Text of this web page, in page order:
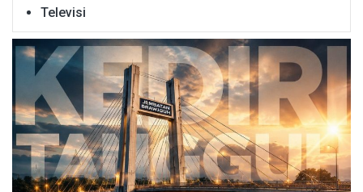
Televisi